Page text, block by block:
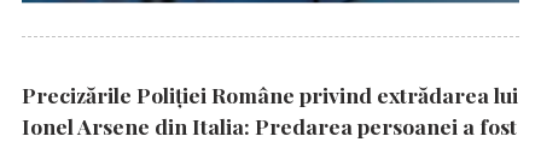
Precizările Poliţiei Române privind extrădarea lui
Ionel Arsene din Italia: Predarea persoanei a fost